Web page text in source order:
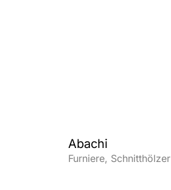
Abachi
Furniere Schnitthölzer